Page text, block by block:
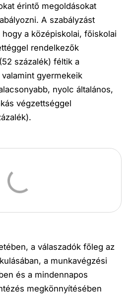
érintő megoldásokat
A szabályzást
a középiskolai, főiskolai
rendelkezők
százalék) féltik a
gyermekeik
nyolc általános,
végzettséggel
a válaszadók főleg az
a munkavégzési
és a mindennapos
megkönnyítésében